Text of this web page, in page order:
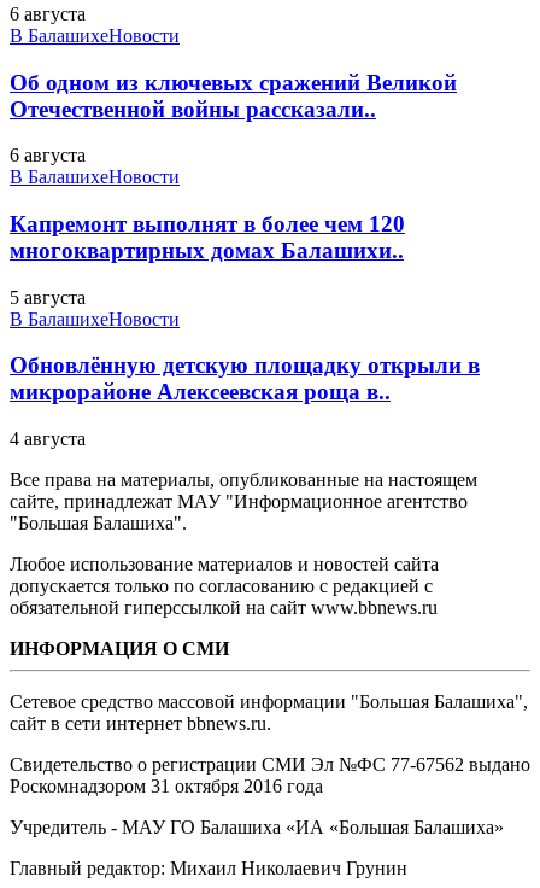
6 августа
В БалашихеНовости
Об одном из ключевых сражений Великой
Отечественной войны рассказали..
6 августа
В БалашихеНовости
Капремонт выполнят в более чем 120
многоквартирных домах Балашихи..
5 августа
В БалашихеНовости
Обновлённую детскую площадку открыли в
микрорайоне Алексеевская роща в..
4 августа
Все права на материалы, опубликованные на настоящем
сайте, принадлежат МАУ "Информационное агентство
"Большая Балашиха".
Любое использование материалов и новостей сайта
допускается только по согласованию с редакцией с
обязательной гиперссылкой на сайт www.bbnews.ru
ИНФОРМАЦИЯ О СМИ
Сетевое средство массовой информации "Большая Балашиха",
сайт в сети интернет bbnews.ru.
Свидетельство о регистрации СМИ Эл №ФС ‎77-67562 выдано
Роскомнадзором 31 октября 2016 года
Учредитель - МАУ ГО Балашиха «ИА «Большая Балашиха»
Главный редактор: Михаил Николаевич Грунин